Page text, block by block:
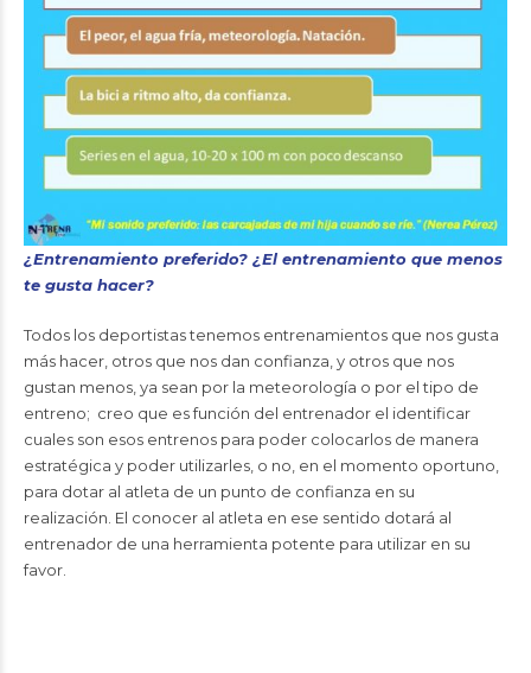
¿Entrenamiento preferido? ¿El entrenamiento que menos
te gusta hacer?
Todos los deportistas tenemos entrenamientos que nos gusta
más hacer, otros que nos dan confianza, y otros que nos
gustan menos, ya sean por la meteorología o por el tipo de
entreno; creo que es función del entrenador el identificar
cuales son esos entrenos para poder colocarlos de manera
estratégica y poder utilizarles, o no, en el momento oportuno,
para dotar al atleta de un punto de confianza en su
realización. El conocer al atleta en ese sentido dotará al
entrenador de una herramienta potente para utilizar en su
favor.